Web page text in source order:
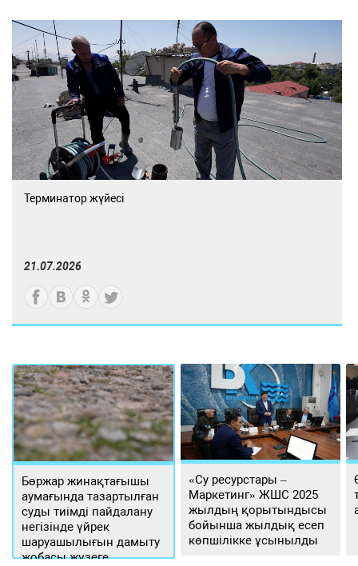
Терминатор жүйесі
21.07.2026
Бөржар жинақтағышы
аумағында тазартылған
суды тиімді пайдалану
негізінде үйрек
шаруашылығын дамыту
жобасы жүзеге
«Су ресурстары –
Маркетинг» ЖШС 2025
жылдың қорытындысы
бойынша жылдық есеп
көпшілікке ұсынылды